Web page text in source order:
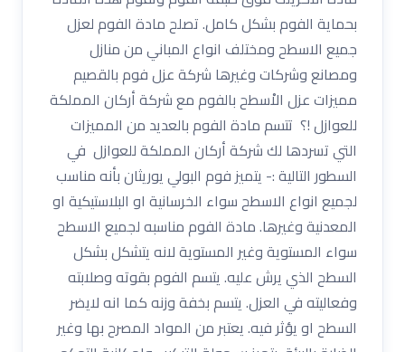
بحماية الفوم بشكل كامل. تصلح مادة الفوم لعزل
جميع الاسطح ومختلف انواع المباني من منازل
ومصانع وشركات وغيرها شركة عزل فوم بالقصيم
مميزات عزل الاْسطح بالفوم مع شركة أركان المملكة
للعوازل !؟ تتسم مادة الفوم بالعديد من المميزات
التي تسردها لك شركة أركان المملكة للعوازل في
السطور التالية :- يتميز فوم البولي يوريثان بأنه مناسب
لجميع انواع الاسطح سواء الخرسانية او البلاستيكية او
المعدنية وغيرها. مادة الفوم مناسبه لجميع الاسطح
سواء المستوية وغير المستوية لانه يتشكل بشكل
السطح الذي يرش عليه. يتسم الفوم بقوته وصلابته
وفعاليته في العزل. يتسم بخفة وزنه كما انه لايضر
السطح او يؤثر فيه. يعتبر من المواد المصرح بها وغير